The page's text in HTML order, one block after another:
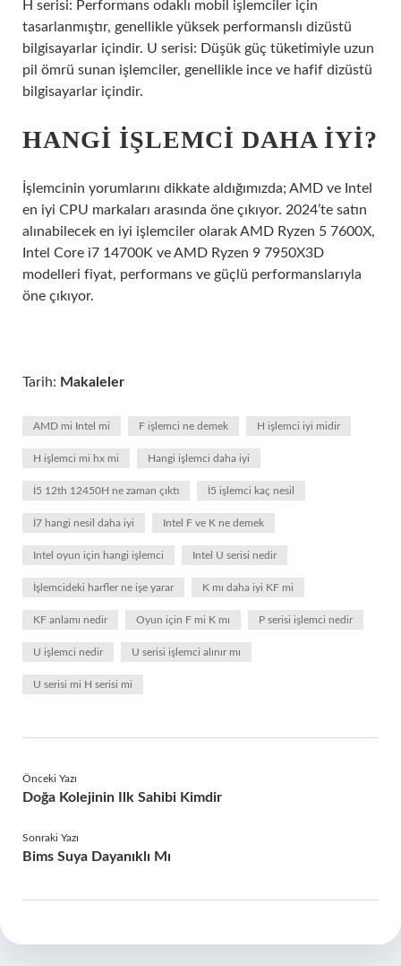
H serisi: Performans odaklı mobil işlemciler için
tasarlanmıştır, genellikle yüksek performanslı dizüstü
bilgisayarlar içindir. U serisi: Düşük güç tüketimiyle uzun
pil ömrü sunan işlemciler, genellikle ince ve hafif dizüstü
bilgisayarlar içindir.
HANGI IŞLEMCI DAHA IYI?
İşlemcinin yorumlarını dikkate aldığımızda; AMD ve Intel
en iyi CPU markaları arasında öne çıkıyor. 2024’te satın
alınabilecek en iyi işlemciler olarak AMD Ryzen 5 7600X,
Intel Core i7 14700K ve AMD Ryzen 9 7950X3D
modelleri fiyat, performans ve güçlü performanslarıyla
öne çıkıyor.
Tarih: Makaleler
AMD mi Intel mi F işlemci ne demek H işlemci iyi midir
H işlemci mi hx mi Hangi işlemci daha iyi
İ5 12th 12450H ne zaman çıktı İ5 işlemci kaç nesil
İ7 hangi nesil daha iyi Intel F ve K ne demek
Intel oyun için hangi işlemci Intel U serisi nedir
İşlemcideki harfler ne işe yarar K mı daha iyi KF mi
KF anlamı nedir Oyun için F mi K mı P serisi işlemci nedir
U işlemci nedir U serisi işlemci alınır mı
U serisi mi H serisi mi
Önceki Yazı
Doğa Kolejinin Ilk Sahibi Kimdir
Sonraki Yazı
Bims Suya Dayanıklı Mı